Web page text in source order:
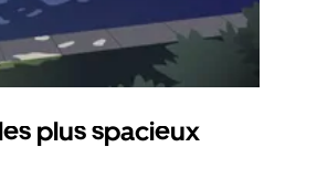
plus spacieux